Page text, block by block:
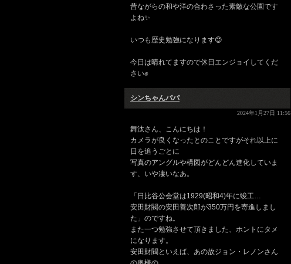
昔ながらの和や洋の合わさった素敵な公園です
よね✨
いつも歴史勉強になります😊
今日は晴れてますので休日エンジョイしてくだ
さい✊
シンちゃんパパ
2024年1月27日 11:56
舞汰さん、こんにちは！
カメラが良くなったとのことですがそれ以上に
日を追うごとに
写真のアングルや構図がどんどん進化していま
す、いや凄いなあ。
「日比谷公会堂は1929(昭和4)年に竣工…
安田財閥の安田善次郎が350万円を寄進しまし
た」のですね。
また一つ勉強させて頂きました、ホントにタメ
になります。
安田財閥といえば、あの故ジョン・レノンさん